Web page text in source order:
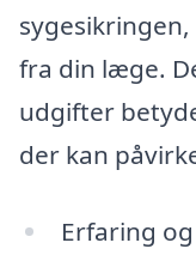
fra din læge.
udgifter
der kan
Erfaring